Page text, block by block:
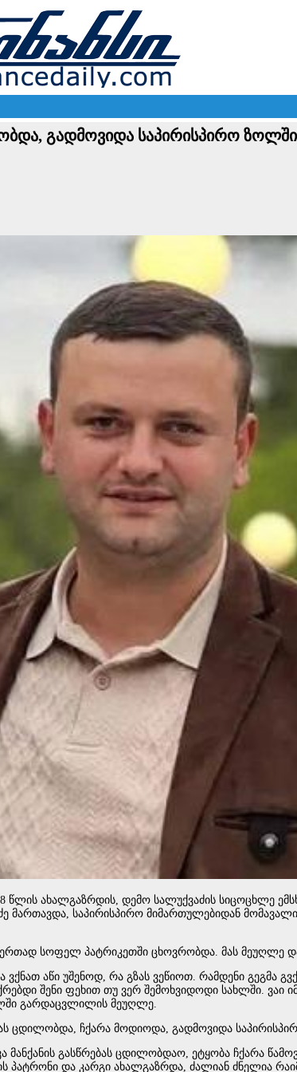
გად­მო­ვი­და სა­პი­რის­პი­რო
წლის ახალ­გაზ­რდის, დემო სა­ლუქ­ვა­ძის სი­ცო­ცხლე
სა­პი­რის­პი­რო მი­მარ­თუ­ლე­ბი­დან მო­მა­ვა­ლი
სო­ფელ პატ­რი­კეთ­ში ცხოვ­რობ­და. მას მე­უღ­ლე
აწი უშე­ნოდ, რა გზას ვე­წი­ოთ. რამ­დე­ნი გეგ­მა
შენი ფე­ხით თუ ვერ შე­მოხ­ვი­დო­დი სახ­ლში. ვაი
გარ­დაც­ვლი­ლის მე­უღ­ლე.
ჩქა­რა მო­დი­ო­და, გად­მო­ვი­და
მან­ქა­ნის გას­წრე­ბას ცდი­ლობ­დაო, ეტყო­ბა ჩქა­რა
პატ­რო­ნი და კარ­გი ახალ­გაზ­რდა, ძა­ლი­ან ძნე­ლია